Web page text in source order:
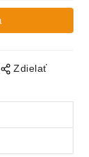
Zdielať